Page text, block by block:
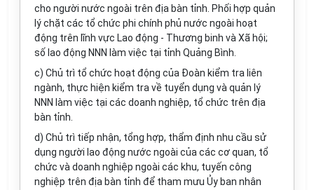
cho người nước ngoài trên địa bàn tỉnh. Phối hợp quản
lý chặt các tổ chức phi chính phủ nước ngoài hoạt
động trên lĩnh vực Lao động - Thương binh và Xã hội;
số lao động NNN làm việc tại tỉnh Quảng Bình.
c) Chủ trì tổ chức hoạt động của Đoàn kiểm tra liên
ngành, thực hiện kiểm tra về tuyển dụng và quản lý
NNN làm việc tại các doanh nghiệp, tổ chức trên địa
bàn tỉnh.
d) Chủ trì tiếp nhận, tổng hợp, thẩm định nhu cầu sử
dụng người lao động nước ngoài của các cơ quan, tổ
chức và doanh nghiệp ngoài các khu, tuyến công
nghiệp trên địa bàn tỉnh để tham mưu Ủy ban nhân